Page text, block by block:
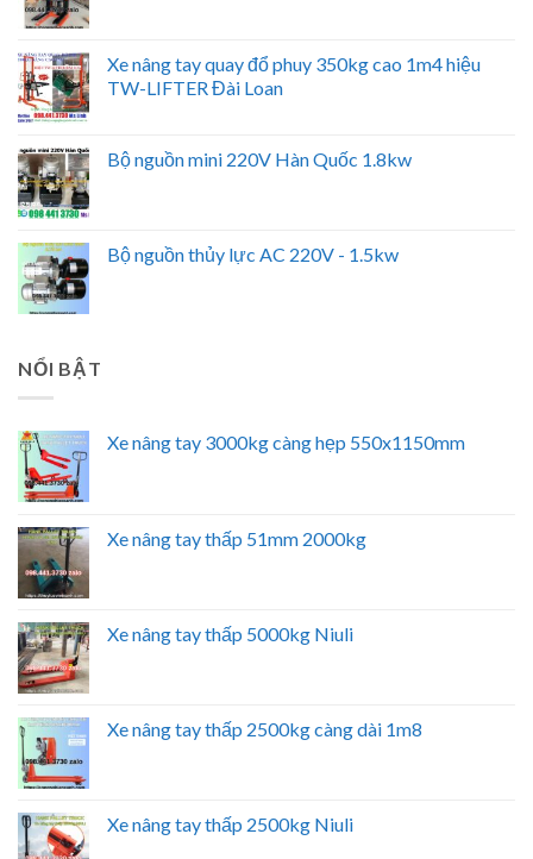
Xe nâng tay quay đổ phuy 350kg cao 1m4 hiệu
TW-LIFTER Đài Loan
Bộ nguồn mini 220V Hàn Quốc 1.8kw
Bộ nguồn thủy lực AC 220V - 1.5kw
NỔI BẬT
Xe nâng tay 3000kg càng hẹp 550x1150mm
Xe nâng tay thấp 51mm 2000kg
Xe nâng tay thấp 5000kg Niuli
Xe nâng tay thấp 2500kg càng dài 1m8
Xe nâng tay thấp 2500kg Niuli